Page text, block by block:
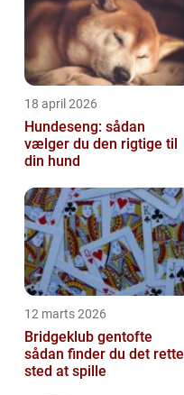
18 april 2026
Hundeseng: sådan
vælger du den rigtige til
din hund
12 marts 2026
Bridgeklub gentofte
sådan finder du det rette
sted at spille